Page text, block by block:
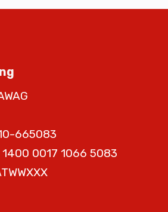
665083
0017 1066 5083